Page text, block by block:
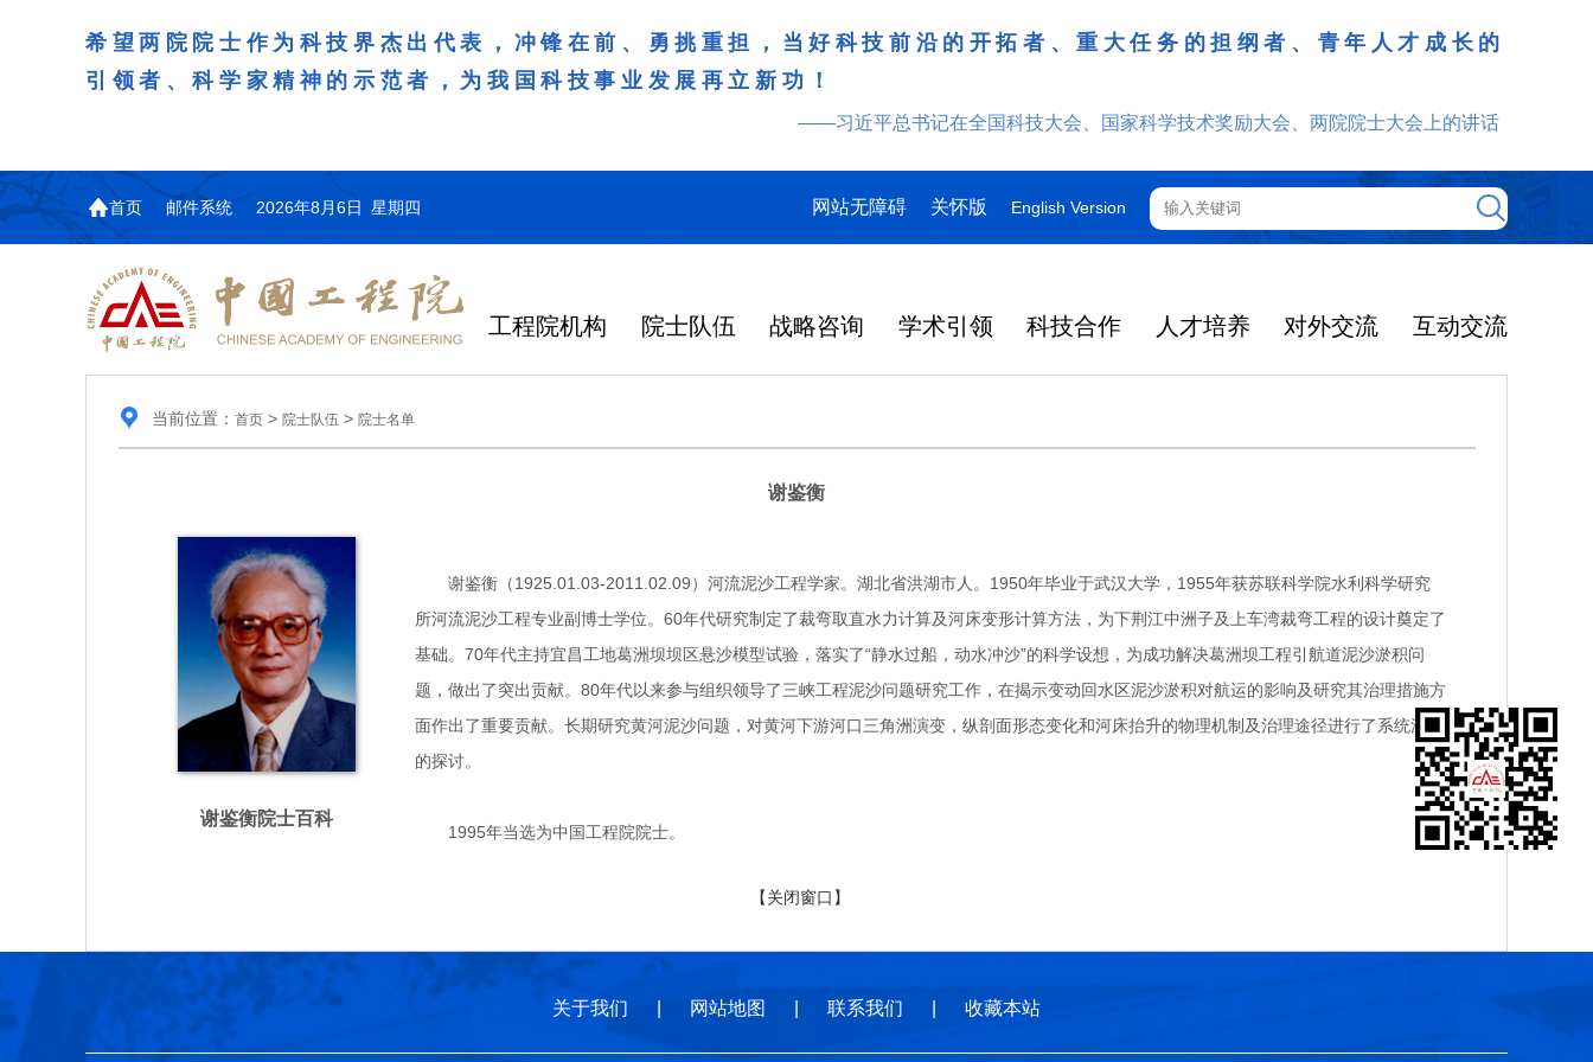
希望两院院士作为科技界杰出代表，冲锋在前、勇挑重担，当好科技前沿的开拓者、重大任务的担纲者、青年人才成长的
引领者、科学家精神的示范者，为我国科技事业发展再立新功！
——习近平总书记在全国科技大会、国家科学技术奖励大会、两院院士大会上的讲话
首页 邮件系统 2026年8月6日 星期四 网站无障碍 关怀版 English Version
工程院机构 院士队伍 战略咨询 学术引领 科技合作 人才培养 对外交流 互动交流
当前位置： 首页> 院士队伍 > 院士名单
谢鉴衡
谢鉴衡院士百科
谢鉴衡（1925.01.03-2011.02.09）河流泥沙工程学家。湖北省洪湖市人。1950年毕业于武汉大学，1955年获苏联科学院水利科学研究
所河流泥沙工程专业副博士学位。60年代研究制定了裁弯取直水力计算及河床变形计算方法，为下荆江中洲子及上车湾裁弯工程的设计奠定了
基础。70年代主持宜昌工地葛洲坝坝区悬沙模型试验，落实了“静水过船，动水冲沙”的科学设想，为成功解决葛洲坝工程引航道泥沙淤积问
题，做出了突出贡献。80年代以来参与组织领导了三峡工程泥沙问题研究工作，在揭示变动回水区泥沙淤积对航运的影响及研究其治理措施方
面作出了重要贡献。长期研究黄河泥沙问题，对黄河下游河口三角洲演变，纵剖面形态变化和河床抬升的物理机制及治理途径进行了系统深入
的探讨。
1995年当选为中国工程院院士。
【关闭窗口】
关于我们 网站地图 联系我们 收藏本站